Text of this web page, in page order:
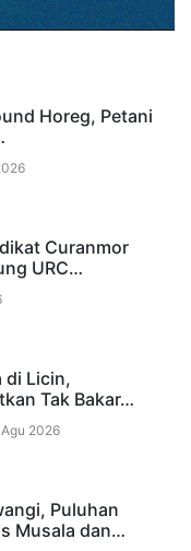
Horeg, Petani
Curanmor
URC…
di Licin,
Tak Bakar…
2026
Puluhan
Musala dan…